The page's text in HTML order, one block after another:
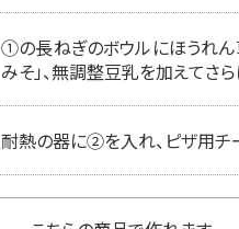
①の長ねぎのボウルにほうれん
みそ」、無調整豆乳を加えてさら
耐熱の器に②を入れ、ピザ用チ